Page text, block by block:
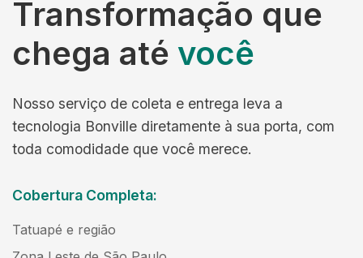
Transformação que
chega até você
Nosso serviço de coleta e entrega leva a
tecnologia Bonville diretamente à sua porta, com
toda comodidade que você merece.
Cobertura Completa:
Tatuapé e região